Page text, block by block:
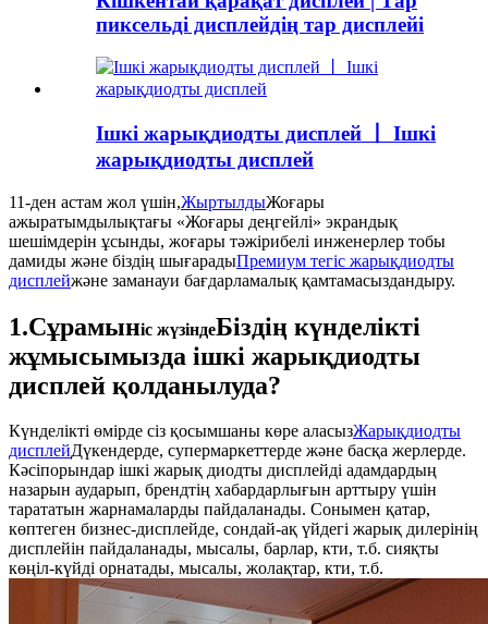
пиксельді дисплейдің тар дисплейі
Ішкі жарықдиодты дисплей 丨 Ішкі
жарықдиодты дисплей
11-ден астам жол үшін,ЖыртылдыЖоғары
ажыратымдылықтағы «Жоғары деңгейлі» экрандық
шешімдерін ұсынды, жоғары тәжірибелі инженерлер тобы
дамиды және біздің шығарадыПремиум тегіс жарықдиодты
дисплейжәне заманауи бағдарламалық қамтамасыздандыру.
1.Сұрамыніс жүзіндеБіздің күнделікті
жұмысымызда ішкі жарықдиодты
дисплей қолданылуда?
Күнделікті өмірде сіз қосымшаны көре аласызЖарықдиодты
дисплейДүкендерде, супермаркеттерде және басқа жерлерде.
Кәсіпорындар ішкі жарық диодты дисплейді адамдардың
назарын аударып, брендтің хабардарлығын арттыру үшін
тарататын жарнамаларды пайдаланады. Сонымен қатар,
көптеген бизнес-дисплейде, сондай-ақ үйдегі жарық дилерінің
дисплейін пайдаланады, мысалы, барлар, кти, т.б. сияқты
көңіл-күйді орнатады, мысалы, жолақтар, кти, т.б.